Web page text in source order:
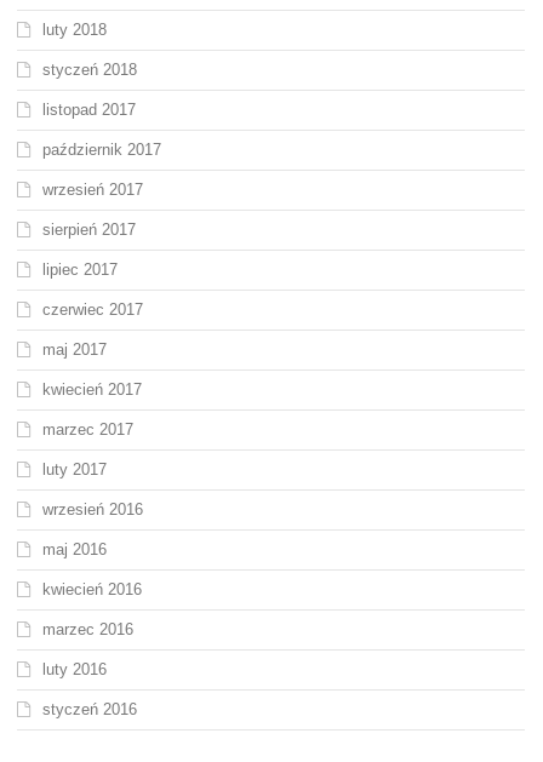
luty 2018
styczeń 2018
listopad 2017
październik 2017
wrzesień 2017
sierpień 2017
lipiec 2017
czerwiec 2017
maj 2017
kwiecień 2017
marzec 2017
luty 2017
wrzesień 2016
maj 2016
kwiecień 2016
marzec 2016
luty 2016
styczeń 2016